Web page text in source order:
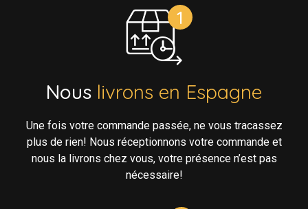
Nous livrons en Espagne
Une fois votre commande passée, ne vous tracassez
plus de rien! Nous réceptionnons votre commande et
nous la livrons chez vous, votre présence n’est pas
nécessaire!